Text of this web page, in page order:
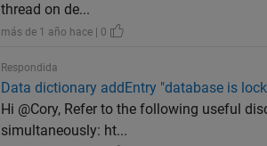
thread on de...
más de 1 año hace | 0
Respondida
Data dictionary addEntry "database is
Hi @Cory, Refer to the following useful
simultaneously: ht...